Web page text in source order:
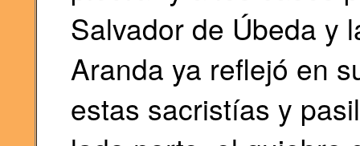
Salvador de Úbeda y
Aranda ya reflejó en
estas sacristías y